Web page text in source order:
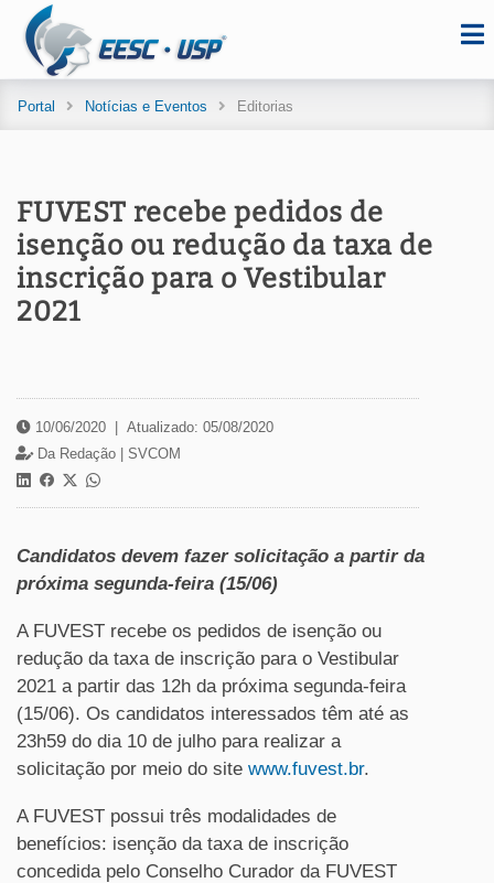
Portal Notícias e Eventos Editorias
FUVEST recebe pedidos de
isenção ou redução da taxa de
inscrição para o Vestibular
2021
10/06/2020
Atualizado: 05/08/2020
Da Redação | SVCOM
Candidatos devem fazer solicitação a partir da
próxima segunda-feira (15/06)
A FUVEST recebe os pedidos de isenção ou
redução da taxa de inscrição para o Vestibular
2021 a partir das 12h da próxima segunda-feira
(15/06). Os candidatos interessados têm até as
23h59 do dia 10 de julho para realizar a
solicitação por meio do site www.fuvest.br.
A FUVEST possui três modalidades de
benefícios: isenção da taxa de inscrição
concedida pelo Conselho Curador da FUVEST